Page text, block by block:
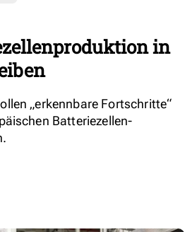
in
„erkennbare Fortschritte“
Batteriezellen-